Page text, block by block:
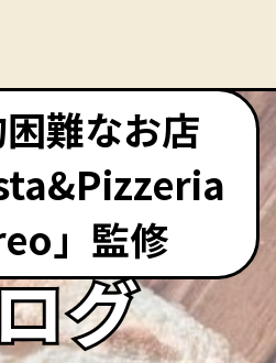
難なお店
」監修
グ
グ